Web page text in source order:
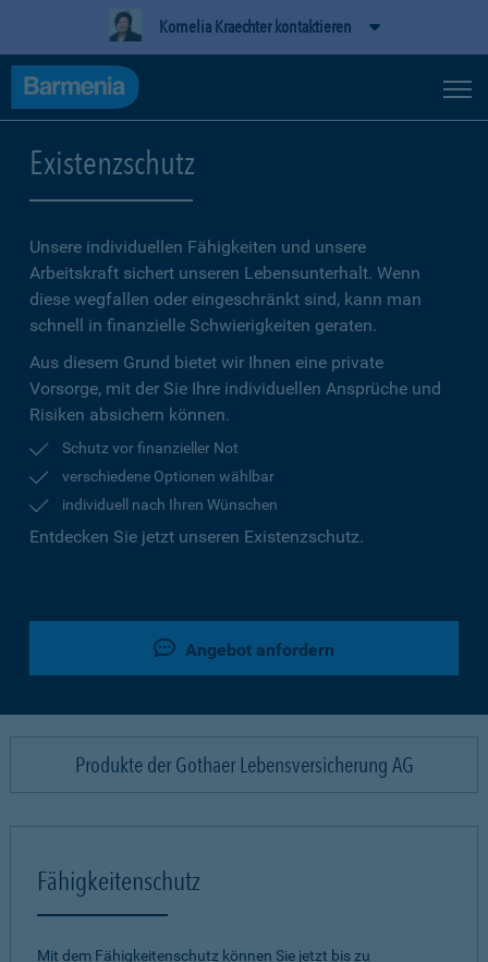
Kornelia Kraechter kontaktieren
Existenzschutz
Unsere individuellen Fähigkeiten und unsere
Arbeitskraft sichert unseren Lebensunterhalt. Wenn
diese wegfallen oder eingeschränkt sind, kann man
schnell in finanzielle Schwierigkeiten geraten.
Aus diesem Grund bietet wir Ihnen eine private
Vorsorge, mit der Sie Ihre individuellen Ansprüche und
Risiken absichern können.
Schutz vor finanzieller Not
verschiedene Optionen wählbar
individuell nach Ihren Wünschen
Entdecken Sie jetzt unseren Existenzschutz.
Angebot anfordern
Produkte der Gothaer Lebensversicherung AG
Fähigkeitenschutz
Mit dem Fähigkeitenschutz können Sie jetzt bis zu